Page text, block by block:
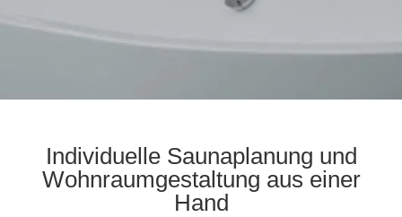
Individuelle Saunaplanung und
Wohnraumgestaltung aus einer
Hand